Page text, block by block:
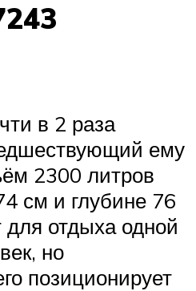
в 2 раза
ему
2300 литров
см и глубине 76
для отдыха одной
но
позиционирует